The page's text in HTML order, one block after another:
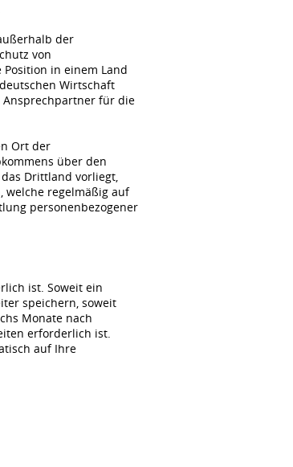
der
von
in einem Land
Wirtschaft
Ansprechpartner für die
Ort der
über den
Drittland vorliegt,
welche regelmäßig auf
personenbezogener
ist. Soweit ein
speichern, soweit
Monate nach
erforderlich ist.
auf Ihre